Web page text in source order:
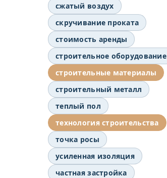
сжатый воздух
скручивание проката
стоимость аренды
строительное оборудование
строительные материалы
строительный металл
теплый пол
технология строительства
точка росы
усиленная изоляция
частная застройка